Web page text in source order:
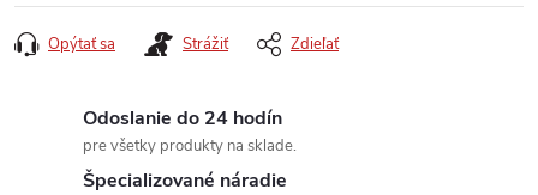
Opýtať sa Strážiť Zdieľať
Odoslanie do 24 hodín
pre všetky produkty na sklade.
Špecializované náradie